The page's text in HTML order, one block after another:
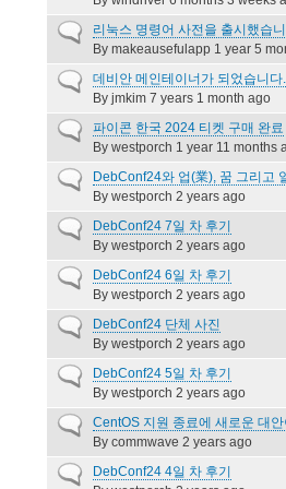
Normal
topic
리눅스 명령어 사전을 출시했습
By makeausefulapp 1 year 5
Normal
topic
데비안 메인테이너가 되었습니다.
By jmkim 7 years 1 month ago
Normal
topic
파이콘 한국 2024 티켓 구매 완료
By westporch 1 year 11 months
Normal
topic
DebConf24와 업(業), 꿈 그리고
By westporch 2 years ago
Normal
topic
DebConf24 7일 차 후기
By westporch 2 years ago
Normal
topic
DebConf24 6일 차 후기
By westporch 2 years ago
Normal
topic
DebConf24 단체 사진
By westporch 2 years ago
Normal
topic
DebConf24 5일 차 후기
By westporch 2 years ago
Normal
topic
CentOS 지원 종료에 새로운 대
By commwave 2 years ago
NormalDebConf24 4일 차 후기